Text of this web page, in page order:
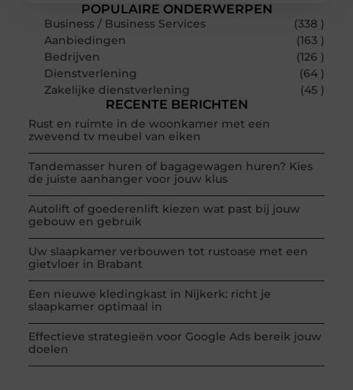
POPULAIRE ONDERWERPEN
Business / Business Services
(338 )
Aanbiedingen
(163 )
Bedrijven
(126 )
Dienstverlening
(64 )
Zakelijke dienstverlening
(45 )
RECENTE BERICHTEN
Rust en ruimte in de woonkamer met een
zwevend tv meubel van eiken
Tandemasser huren of bagagewagen huren? Kies
de juiste aanhanger voor jouw klus
Autolift of goederenlift kiezen wat past bij jouw
gebouw en gebruik
Uw slaapkamer verbouwen tot rustoase met een
gietvloer in Brabant
Een nieuwe kledingkast in Nijkerk: richt je
slaapkamer optimaal in
Effectieve strategieën voor Google Ads bereik jouw
doelen